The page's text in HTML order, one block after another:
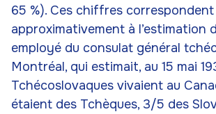
65 %). Ces chiffres correspondent
approximativement à l’estimation
employé du consulat général
Montréal, qui estimait, au 15 mai
Tchécoslovaques vivaient au
étaient des Tchèques, 3/5 des